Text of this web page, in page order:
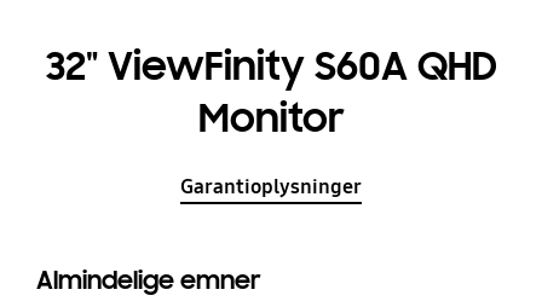
32" ViewFinity S60A QHD
Monitor
Garantioplysninger
Almindelige emner